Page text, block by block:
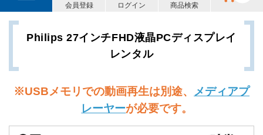
会員登録 ログイン 商品検索
Philips 27インチFHD液晶PCディスプレイ
レンタル
※USBメモリでの動画再生は別途、
メディアプ
レーヤーが必要です。